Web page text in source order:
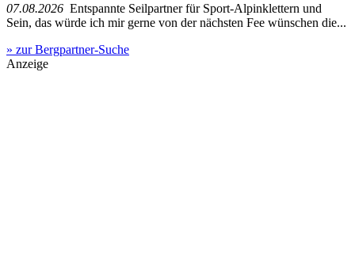
07.08.2026 Entspannte Seilpartner für Sport-Alpinklettern und
Sein, das würde ich mir gerne von der nächsten Fee wünschen die...
» zur Bergpartner-Suche
Anzeige